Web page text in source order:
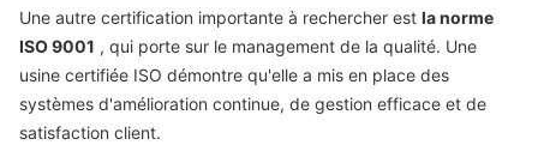
Une autre certification importante à rechercher est la norme
ISO 9001 , qui porte sur le management de la qualité. Une
usine certifiée ISO démontre qu'elle a mis en place des
systèmes d'amélioration continue, de gestion efficace et de
satisfaction client.